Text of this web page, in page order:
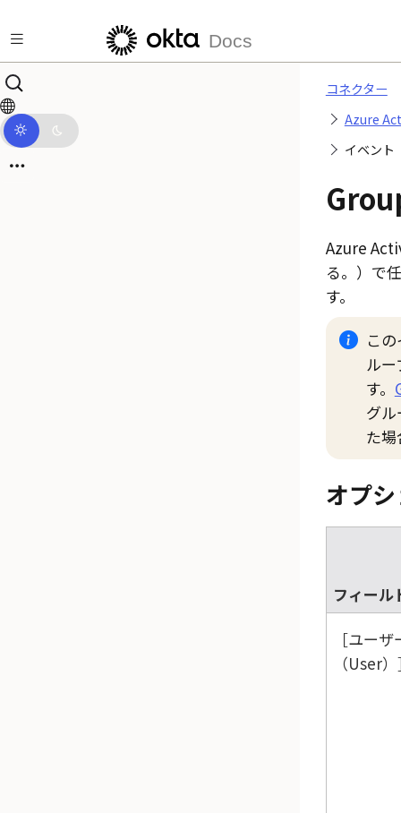
Docs
コネクター
Azure
イベント
Azure
る。） で
す。
こ
ル
す。
グ
た
オプ
フィール
ユーザ
（User）